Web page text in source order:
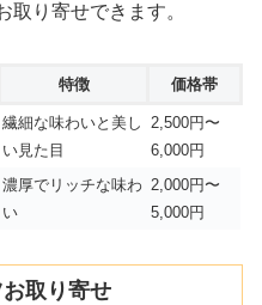
取り寄せできます。
特徴 価格帯
繊細な味わいと美し
い見た目
2,500円〜
6,000円
濃厚でリッチな味わ
い
2,000円〜
5,000円
取り寄せ